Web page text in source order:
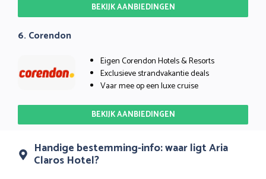
BEKIJK AANBIEDINGEN
6. Corendon
Eigen Corendon Hotels & Resorts
Exclusieve strandvakantie deals
Vaar mee op een luxe cruise
BEKIJK AANBIEDINGEN
Handige bestemming-info: waar ligt Aria
Claros Hotel?